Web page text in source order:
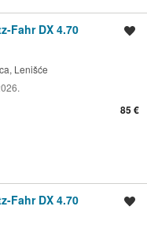
Fahr DX 4.70
Lenišće
85 €
Fahr DX 4.70